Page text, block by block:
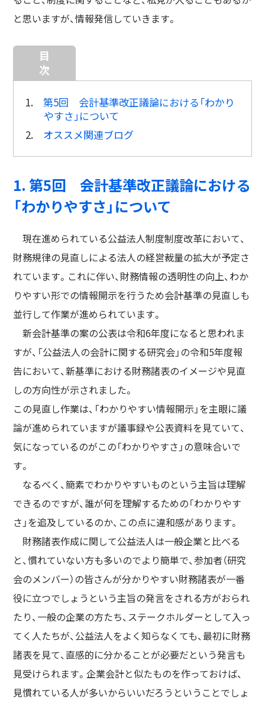
と思いますが、情報発信していきます。
目
次
1.第5回 会計基準改正議論における「わかり
やすさ」について
2. オススメ関連ブログ
1. 第5回 会計基準改正議論における
「わかりやすさ」について
現在進められている公益法人制度制度改革において、
財務規律の見直しによる法人の経営裁量の拡大が予定さ
れています。これに伴い、財務情報の透明性の向上、わか
りやすい形での情報開示を行うため会計基準の見直しも
並行して作業が進められています。
新会計基準の案の公表は令和6年度になると思われま
すが、「公益法人の会計に関する研究会」の令和5年度報
告において、新基準における財務諸表のイメージや見直
しの方向性が示されました。
この見直し作業は、「わかりやすい情報開示」を主眼に議
論が進められていますが議事録や公表資料を見ていて、
気になっているのがこの「わかりやすさ」の意味合いで
す。
なるべく、簡素でわかりやすいものという主旨は理解
できるのですが、誰が何を理解するための「わかりやす
さ」を追及しているのか、この点に違和感があります。
財務諸表作成に関して公益法人は一般企業と比べる
と、慣れていない方も多いのでより簡単で、参加者（研究
会のメンバー）の皆さんが分かりやすい財務諸表が一番
役に立つでしょうという主旨の発言をされる方がおられ
たり、一般の企業の方たち、ステークホルダーとして入っ
てく人たちが、公益法人をよく知らなくても、最初に財務
諸表を見て、直感的に分かることが必要だという発言も
見受けられます。企業会計と似たものを作っておけば、
見慣れている人が多いからいいだろうということでしょ